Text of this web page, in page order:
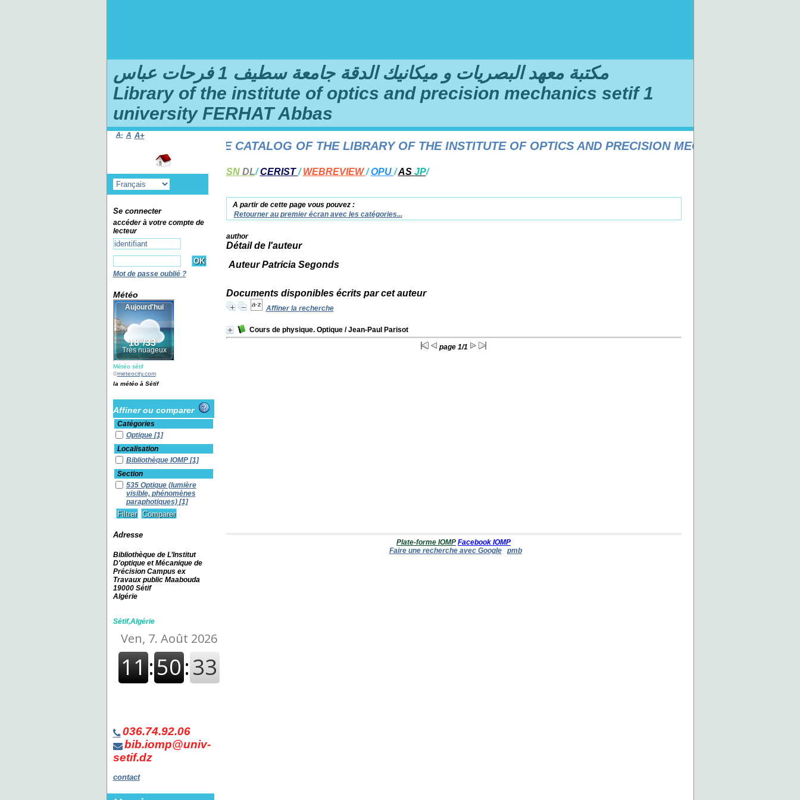
مكتبة معهد البصريات و ميكانيك الدقة جامعة سطيف 1 فرحات عباس
Library of the institute of optics and precision mechanics setif 1
university FERHAT Abbas
SN DL/CERIST/WEBREVIEW/OPU /AS JP/
A partir de cette page vous pouvez :
Retourner au premier écran avec les catégories...
author
Détail de l'auteur
Auteur Patricia Segonds
Documents disponibles écrits par cet auteur
Affiner la recherche
Cours de physique. Optique/ Jean-Paul Parisot
page 1/1
Plate-forme IOMP Facebook IOMP
Faire une recherche avec Google
pmb
WELCOME TO THE ONLINE CATALOG OF THE LIBRARY OF THE INSTITUTE OF OPTICS AND PRECISION MECHANICS SÉTIF 1
A- A A+
Se connecter
accéder à votre compte de
lecteur
Mot de passe oublié ?
Météo
Météo sétif
©meteocity.com
la météo à Sétif
Affiner ou comparer
Catégories
Optique [1]
Localisation
Bibliothèque IOMP [1]
Section
535 Optique (lumière
visible, phénomènes
paraphotiques) [1]
Adresse
Bibliothèque de L’Institut
D'optique et Mécanique de
Précision Campus ex
Travaux public Maabouda
19000 Sétif
Algérie
Sétif,Algérie
036.74.92.06
bib.iomp@univ-
setif.dz
contact